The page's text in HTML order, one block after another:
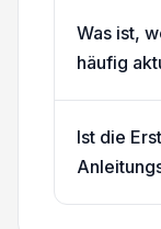
Was ist,
häufig
Ist die